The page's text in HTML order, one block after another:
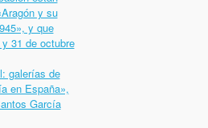
y su
y que
31 de octubre
galerías de
en España»,
García